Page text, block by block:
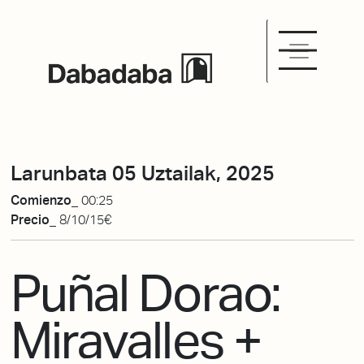
Larunbata 05 Uztailak, 2025
Comienzo_ 00:25
Precio_ 8/10/15€
Puñal Dorao:
Miravalles +